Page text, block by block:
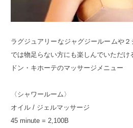
ラグジュアリーなジャグジールームや
では物足らない方にも楽しんでいただけ
ドン・キホーテのマッサージメニュー
〈シャワールーム〉
オイル / ジェルマッサージ
45 minute = 2,100B